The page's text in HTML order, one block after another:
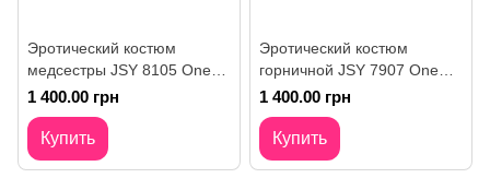
Эротический костюм
медсестры JSY 8105 One
Size
1 400.00 грн
Купить
Эротический костюм
горничной JSY 7907 One
Size
1 400.00 грн
Купить